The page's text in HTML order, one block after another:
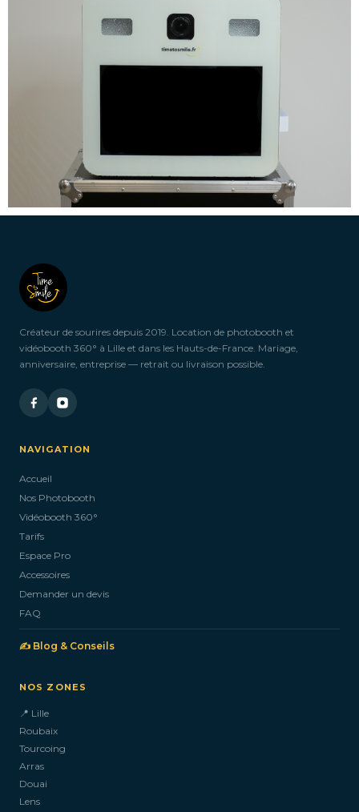
Créateur de sourires depuis 2019. Location de photobooth et
vidéobooth 360° à Lille et dans les Hauts-de-France. Mariage,
anniversaire, entreprise — retrait ou livraison possible.
NAVIGATION
Accueil
Nos Photobooth
Vidéobooth 360°
Tarifs
Espace Pro
Accessoires
Demander un devis
FAQ
✍️ Blog & Conseils
NOS ZONES
📍 Lille
Roubaix
Tourcoing
Arras
Douai
Lens